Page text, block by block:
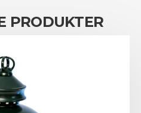
PRODUKTER